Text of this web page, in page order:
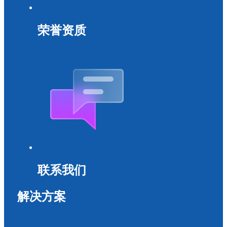
荣誉资质
联系我们
解决方案